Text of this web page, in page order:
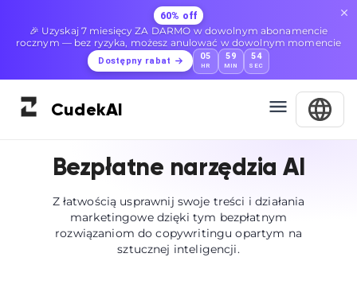
60% off
🎉 Uzyskaj 7 miesięcy ZA DARMO w dowolnym abonamencie
rocznym — bez ryzyka, możesz anulować w dowolnym momencie
Dostępny rabat 05
HR
59
MIN
54
SEC
CudekAI
Bezpłatne narzędzia AI
Z łatwością usprawnij swoje treści i działania
marketingowe dzięki tym bezpłatnym
rozwiązaniom do copywritingu opartym na
sztucznej inteligencji.